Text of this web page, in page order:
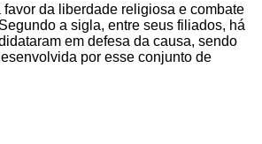
favor da liberdade religiosa e combate
a sigla, entre seus filiados, há
em defesa da causa, sendo
por esse conjunto de